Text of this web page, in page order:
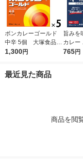
ボンカレーゴールド
中辛 5個 大塚食品
レンジ対応
1,300円
旨みを
カレー
の和
765円
最近見た商品
商品を閲